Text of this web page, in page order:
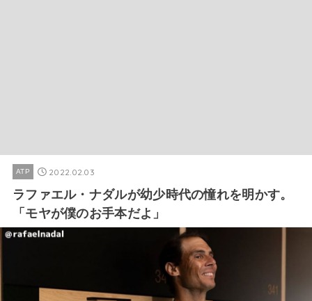
ATP 2022.02.03
ラファエル・ナダルが幼少時代の憧れを明かす。
「モヤが僕のお手本だよ」